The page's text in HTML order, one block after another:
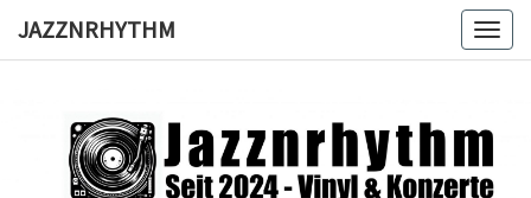
JAZZNRHYTHM
Seit